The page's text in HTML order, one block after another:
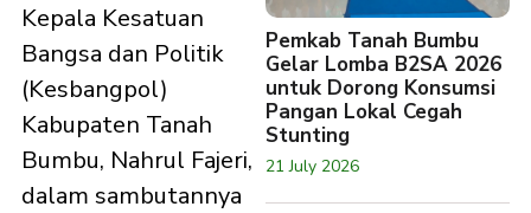
Kepala Kesatuan
Bangsa dan Politik
(Kesbangpol)
Kabupaten Tanah
Bumbu, Nahrul Fajeri,
dalam sambutannya
Pemkab Tanah Bumbu
Gelar Lomba B2SA 2026
untuk Dorong Konsumsi
Pangan Lokal Cegah
Stunting
21 July 2026